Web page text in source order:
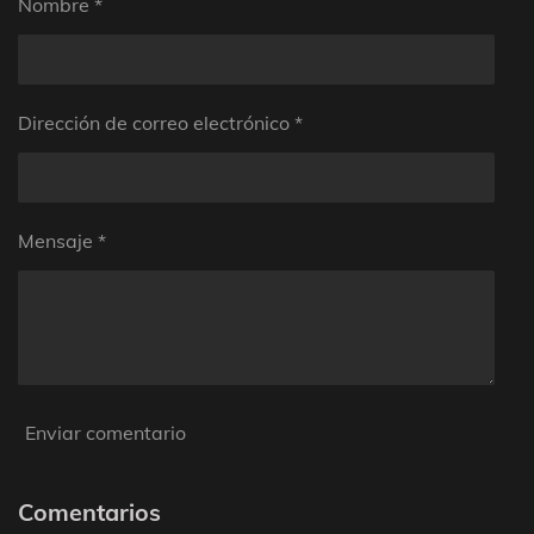
s
Dirección de correo electrónico *
Mensaje *
Enviar comentario
Comentarios